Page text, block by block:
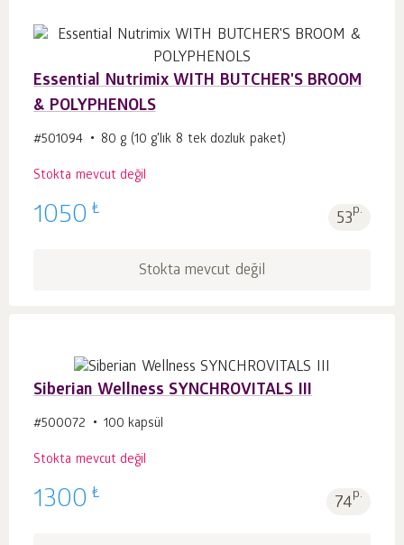
Essential Nutrimix WITH BUTCHER'S BROOM
& POLYPHENOLS
#501094 80 g (10 g'lık 8 tek dozluk paket)
Stokta mevcut değil
1050 ₺ 53p.
Stokta mevcut değil
Siberian Wellness SYNCHROVITALS III
#500072 100 kapsül
Stokta mevcut değil
1300 ₺ 74p.